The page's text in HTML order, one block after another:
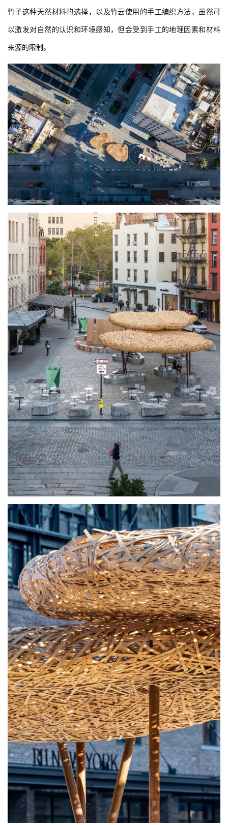
竹子这种天然材料的选择，以及竹云使用的手工编织方法，虽然可
以激发对自然的认识和环境感知，但会受到手工的地理因素和材料
来源的限制。